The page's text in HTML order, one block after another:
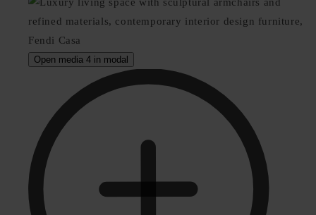
Open media 4 in modal